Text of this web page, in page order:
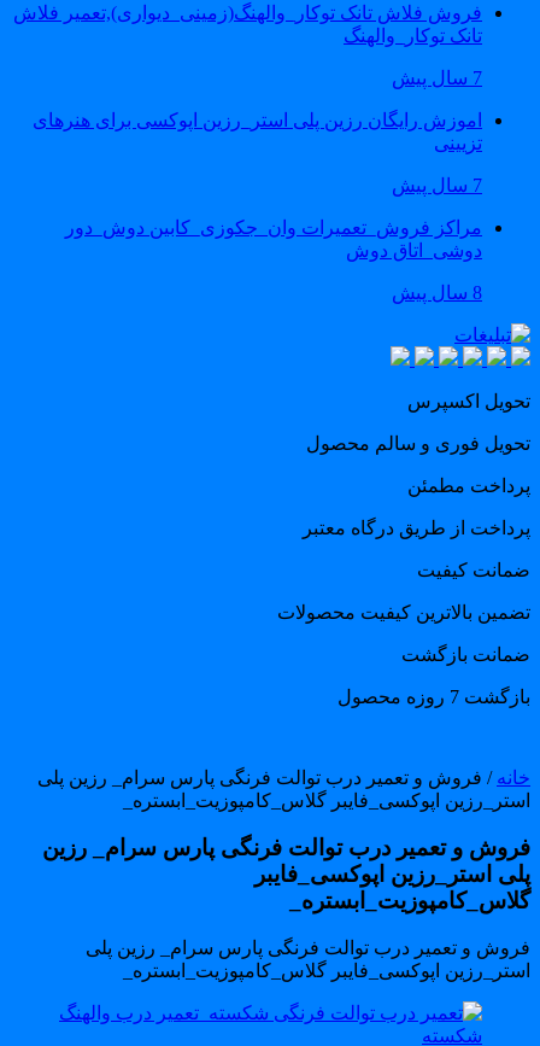
فروش فلاش تانک توکار_والهنگ(زمینی_دیواری),تعمیر فلاش
تانک توکار_والهنگ
اموزش رایگان رزین پلی استر_رزین اپوکسی برای هنرهای
تزیینی
مراکز فروش_تعمیرات وان_جکوزی_کابین دوش_دور
دوشی_اتاق دوش
اکسپرس
فوری و سالم محصول
مطمئن
از طریق درگاه معتبر
کیفیت
بالاترین کیفیت محصولات
بازگشت
7 روزه محصول
/ فروش و تعمیر درب توالت فرنگی پارس سرام_ رزین پلی
اپوکسی_فایبر گلاس_کامپوزیت_ابستره_
و تعمیر درب توالت فرنگی پارس سرام_ رزین
استر_رزین اپوکسی_فایبر
و تعمیر درب توالت فرنگی پارس سرام_ رزین پلی
اپوکسی_فایبر گلاس_کامپوزیت_ابستره_